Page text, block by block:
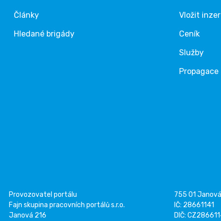
Články
Hledané brigády
Vložit
Ceník
Služby
Propagace
Provozovatel portálu
Fajn skupina pracovních portálů s.r.o.
Janová 216
755 01 Janová
IČ: 28661141
DIČ: